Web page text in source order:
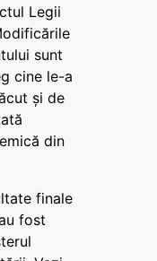
Legii
sunt
cine le-a
și de
din
finale
fost